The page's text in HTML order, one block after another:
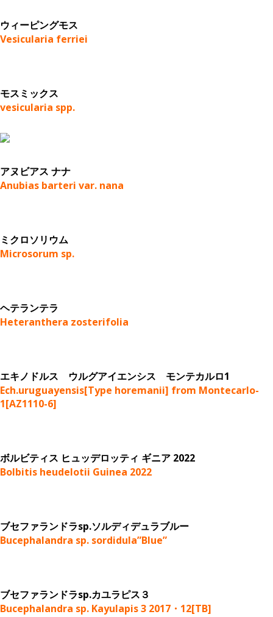
ウィーピングモス
Vesicularia ferriei
モスミックス
vesicularia spp.
アヌビアス ナナ
Anubias barteri var. nana
ミクロソリウム
Microsorum sp.
ヘテランテラ
Heteranthera zosterifolia
エキノドルス ウルグアイエンシス モンテカルロ1
Ech.uruguayensis[Type horemanii] from Montecarlo-
1[AZ1110-6]
ボルビティス ヒュッデロッティ ギニア 2022
Bolbitis heudelotii Guinea 2022
ブセファランドラsp.ソルディデュラブルー
Bucephalandra sp. sordidula”Blue”
ブセファランドラsp.カユラピス３
Bucephalandra sp. Kayulapis 3 2017・12[TB]